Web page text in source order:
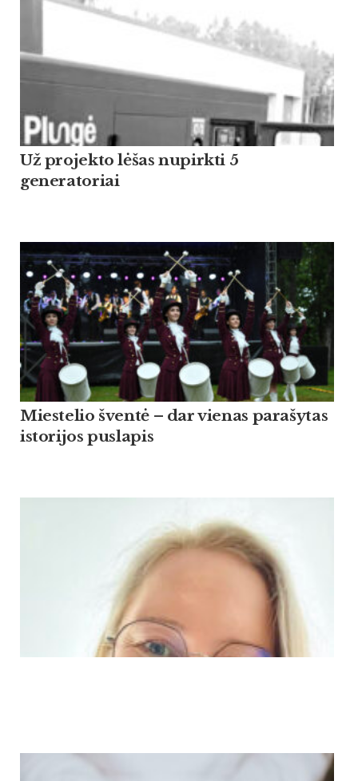
Už projekto lėšas nupirkti 5
generatoriai
Miestelio šventė – dar vienas parašytas
istorijos puslapis